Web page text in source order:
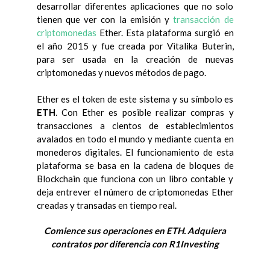
desarrollar diferentes aplicaciones que no solo
tienen que ver con la emisión ytransacción de
criptomonedas Ether. Esta plataforma surgió en
el año 2015 y fue creada por Vitalika Buterin,
para ser usada en la creación de nuevas
criptomonedas y nuevos métodos de pago.
Ether es el token de este sistema y su símbolo es
ETH. Con Ether es posible realizar compras y
transacciones a cientos de establecimientos
avalados en todo el mundo y mediante cuenta en
monederos digitales. El funcionamiento de esta
plataforma se basa en la cadena de bloques de
Blockchain que funciona con un libro contable y
deja entrever el número de criptomonedas Ether
creadas y transadas en tiempo real.
Comience sus operaciones en ETH. Adquiera
contratos por diferencia con R1Investing